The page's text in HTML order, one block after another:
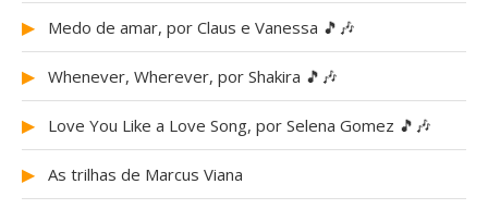
▶ Medo de amar, por Claus e Vanessa 🎵🎶
▶ Whenever, Wherever, por Shakira 🎵🎶
▶ Love You Like a Love Song, por Selena Gomez 🎵🎶
▶ As trilhas de Marcus Viana